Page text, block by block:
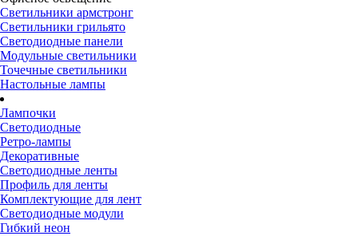
Светильники армстронг
Светильники грильято
Светодиодные панели
Модульные светильники
Точечные светильники
Настольные лампы
Лампочки
Светодиодные
Ретро-лампы
Декоративные
Светодиодные ленты
Профиль для ленты
Комплектующие для лент
Светодиодные модули
Гибкий неон